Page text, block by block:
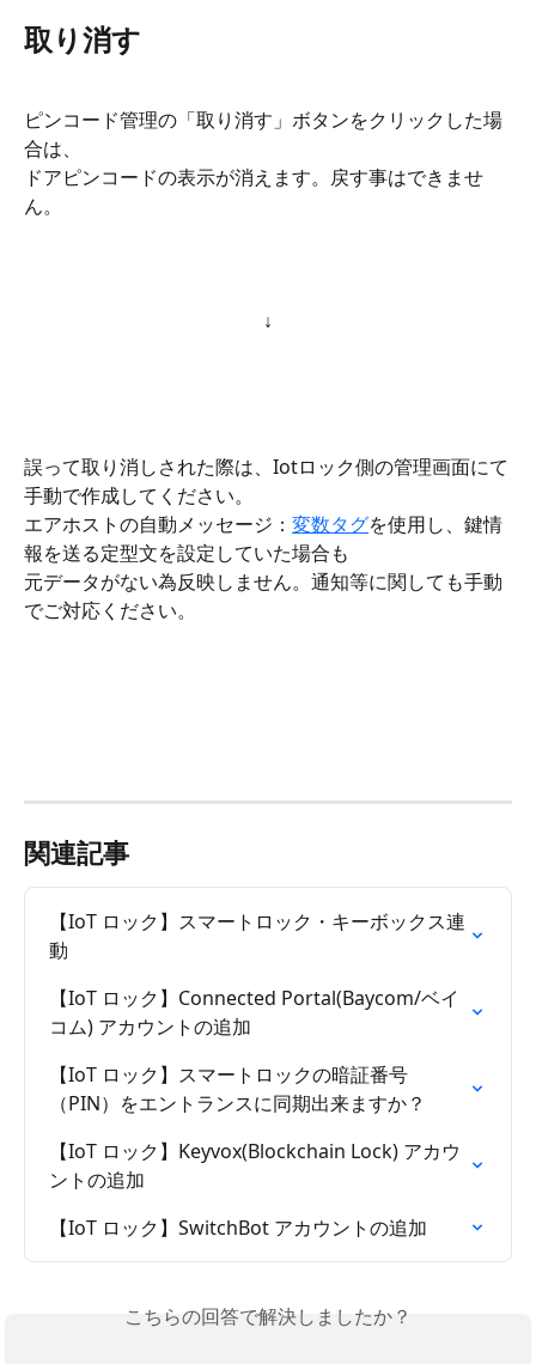
取り消す
ピンコード管理の「取り消す」ボタンをクリックした場
合は、
ドアピンコードの表示が消えます。戻す事はできませ
ん。
↓
誤って取り消しされた際は、Iotロック側の管理画面にて
手動で作成してください。
エアホストの自動メッセージ： 変数タグを使用し、鍵情
報を送る定型文を設定していた場合も
元データがない為反映しません。通知等に関しても手動
でご対応ください。
関連記事
【IoT ロック】スマートロック・キーボックス連
動
【IoT ロック】Connected Portal(Baycom/ベイ
コム) アカウントの追加
【IoT ロック】スマートロックの暗証番号
（PIN）をエントランスに同期出来ますか？
【IoT ロック】Keyvox(Blockchain Lock) アカウ
ントの追加
【IoT ロック】SwitchBot アカウントの追加
こちらの回答で解決しましたか？